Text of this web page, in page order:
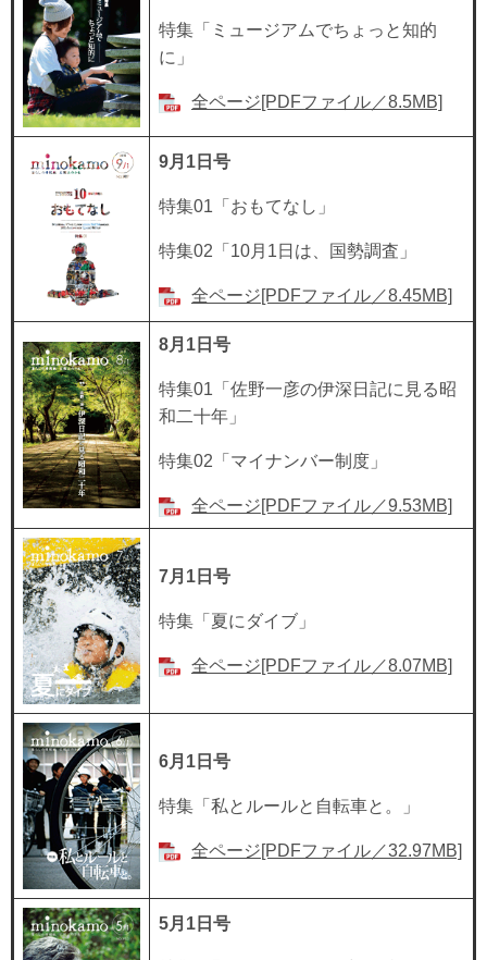
特集「ミュージアムでちょっと知的
に」
全ページ[PDFファイル／8.5MB]
9月1日号
特集01「おもてなし」
特集02「10月1日は、国勢調査」
全ページ[PDFファイル／8.45MB]
8月1日号
特集01「佐野一彦の伊深日記に見る昭
和二十年」
特集02「マイナンバー制度」
全ページ[PDFファイル／9.53MB]
7月1日号
特集「夏にダイブ」
全ページ[PDFファイル／8.07MB]
6月1日号
特集「私とルールと自転車と。」
全ページ[PDFファイル／32.97MB]
5月1日号